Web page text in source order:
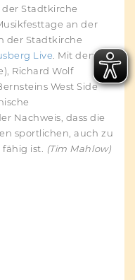
Stadtkirche
an der
der Stadtkirche
Live . Mit den
Richard Wolf
West Side
Nachweis, dass die
sportlichen, auch zu
ist.
(Tim Mahlow)